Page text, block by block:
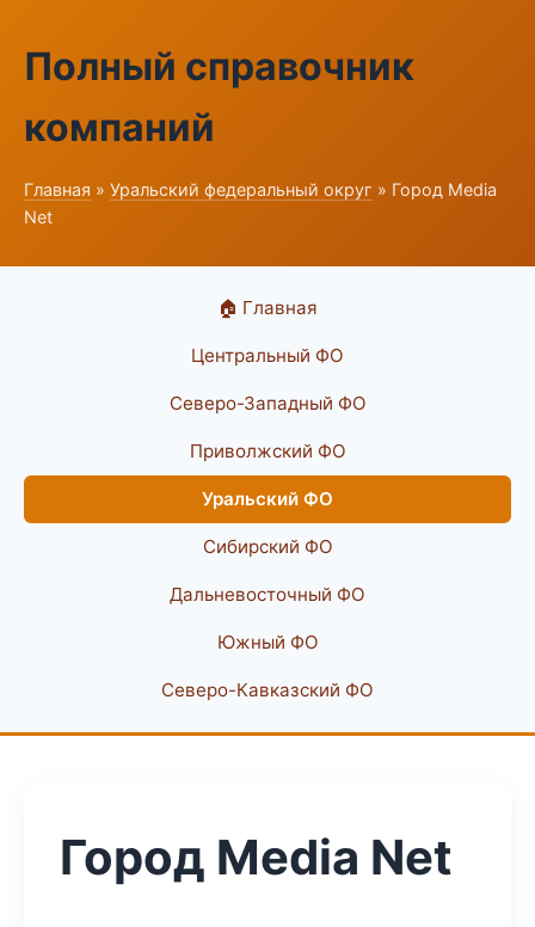
Полный справочник
компаний
Главная » Уральский федеральный округ » Город Media
Net
🏠 Главная
Центральный ФО
Северо-Западный ФО
Приволжский ФО
Уральский ФО
Сибирский ФО
Дальневосточный ФО
Южный ФО
Северо-Кавказский ФО
Город Media Net